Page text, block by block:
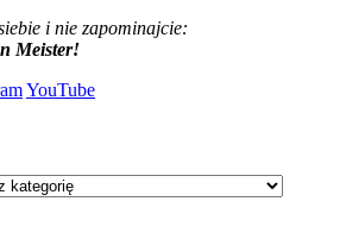
i nie zapominajcie:
Meister!
YouTube